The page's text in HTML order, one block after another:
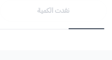
نفدت الكمية